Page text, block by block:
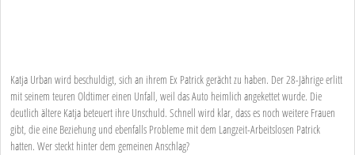
Katja Urban wird beschuldigt, sich an ihrem Ex Patrick gerächt zu haben. Der 28-Jährige erlitt
mit seinem teuren Oldtimer einen Unfall, weil das Auto heimlich angekettet wurde. Die
deutlich ältere Katja beteuert ihre Unschuld. Schnell wird klar, dass es noch weitere Frauen
gibt, die eine Beziehung und ebenfalls Probleme mit dem Langzeit-Arbeitslosen Patrick
hatten. Wer steckt hinter dem gemeinen Anschlag?